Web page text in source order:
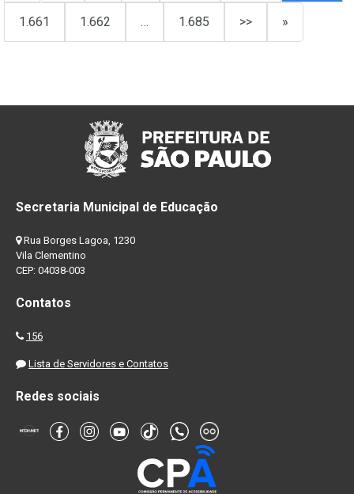
1.661 1.662 … 1.685 >> »
Secretaria Municipal de Educação
Rua Borges Lagoa, 1230
Vila Clementino
CEP: 04038-003
Contatos
156
Lista de Servidores e Contatos
Redes sociais